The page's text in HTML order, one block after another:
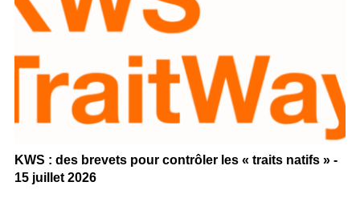
KWS : des brevets pour contrôler les « traits natifs » -
15 juillet 2026